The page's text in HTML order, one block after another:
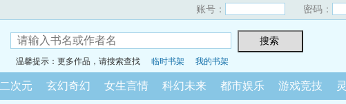
账号： 密码：
温馨提示：更多作品，请搜索查找 临时书架 我的书架
二次元 玄幻奇幻 女生言情 科幻未来 都市娱乐 游戏竞技